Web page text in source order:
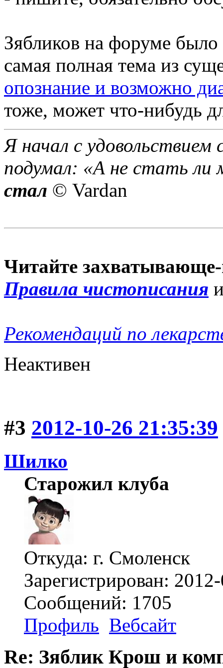
Зябликов на форуме
самая полная тема из
опознание и возможно
тоже, может что-нибудь
Я начал с
подумал: «А не стать ли
стал © Vardan
Читайте
Правила чистописания
Рекомендаций по
Неактивен
#3 2012-10-26 21:35:39
Шилко
Старожил клуба
Откуда: г. Смоленск
Зарегистрирован:
Сообщений: 1705
Профиль Вебсайт
Re: Зяблик Крош и